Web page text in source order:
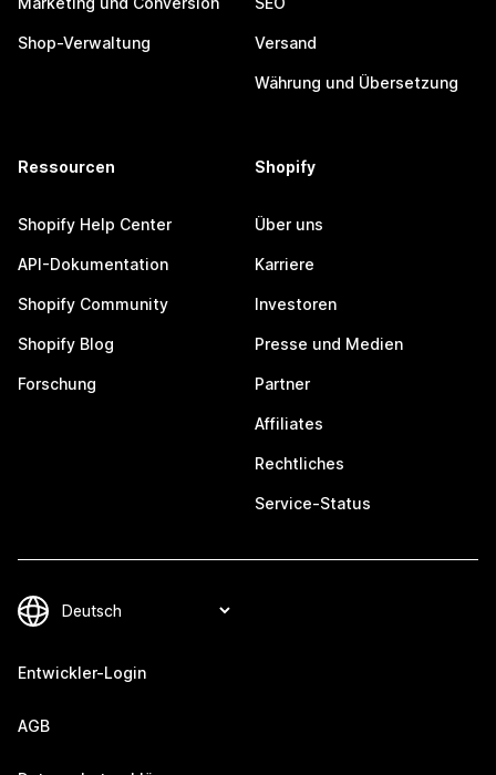
Shop-Verwaltung Versand
Währung und Übersetzung
Ressourcen
Shopify Help Center
API-Dokumentation
Shopify Community
Shopify Blog
Forschung
Shopify
Über uns
Karriere
Investoren
Presse und Medien
Partner
Affiliates
Rechtliches
Service-Status
Entwickler-Login
AGB